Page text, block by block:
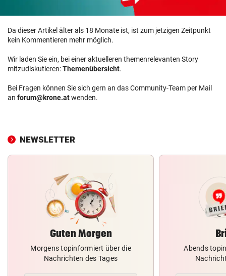
Da dieser Artikel älter als 18 Monate ist, ist zum jetzigen Zeitpunkt
kein Kommentieren mehr möglich.
Wir laden Sie ein, bei einer aktuelleren themenrelevanten Story
mitzudiskutieren:Themenübersicht.
Bei Fragen können Sie sich gern an das Community-Team per Mail
an forum@krone.atwenden.
NEWSLETTER
Guten Morgen
Morgens topinformiert über die
Nachrichten des Tages
Abends